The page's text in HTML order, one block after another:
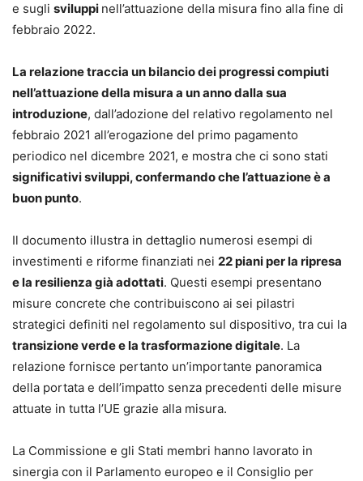
e sugli sviluppi nell’attuazione della misura fino alla fine di
febbraio 2022.
La relazione traccia un bilancio dei progressi compiuti
nell’attuazione della misura a un anno dalla sua
introduzione, dall’adozione del relativo regolamento nel
febbraio 2021 all’erogazione del primo pagamento
periodico nel dicembre 2021, e mostra che ci sono stati
significativi sviluppi, confermando che l’attuazione è a
buon punto.
Il documento illustra in dettaglio numerosi esempi di
investimenti e riforme finanziati nei 22 piani per la ripresa
e la resilienza già adottati. Questi esempi presentano
misure concrete che contribuiscono ai sei pilastri
strategici definiti nel regolamento sul dispositivo, tra cui la
transizione verde e la trasformazione digitale. La
relazione fornisce pertanto un’importante panoramica
della portata e dell’impatto senza precedenti delle misure
attuate in tutta l’UE grazie alla misura.
La Commissione e gli Stati membri hanno lavorato in
sinergia con il Parlamento europeo e il Consiglio per